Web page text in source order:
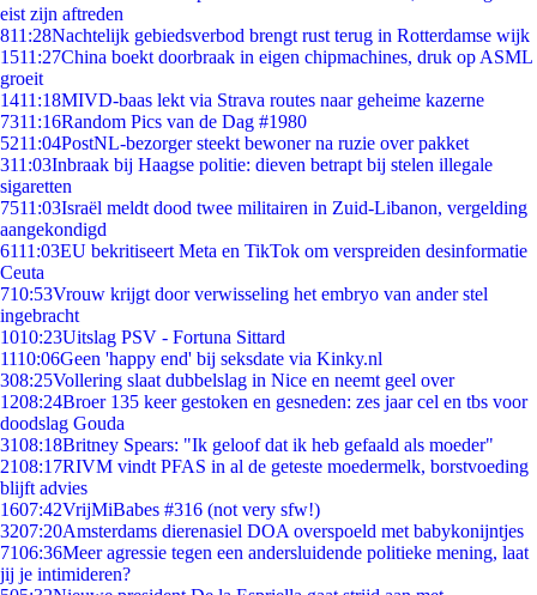
eist zijn aftreden
811:28Nachtelijk gebiedsverbod brengt rust terug in Rotterdamse wijk
1511:27China boekt doorbraak in eigen chipmachines, druk op ASML
groeit
1411:18MIVD-baas lekt via Strava routes naar geheime kazerne
7311:16Random Pics van de Dag #1980
5211:04PostNL-bezorger steekt bewoner na ruzie over pakket
311:03Inbraak bij Haagse politie: dieven betrapt bij stelen illegale
sigaretten
7511:03Israël meldt dood twee militairen in Zuid-Libanon, vergelding
aangekondigd
6111:03EU bekritiseert Meta en TikTok om verspreiden desinformatie
Ceuta
710:53Vrouw krijgt door verwisseling het embryo van ander stel
ingebracht
1010:23Uitslag PSV - Fortuna Sittard
1110:06Geen 'happy end' bij seksdate via Kinky.nl
308:25Vollering slaat dubbelslag in Nice en neemt geel over
1208:24Broer 135 keer gestoken en gesneden: zes jaar cel en tbs voor
doodslag Gouda
3108:18Britney Spears: "Ik geloof dat ik heb gefaald als moeder"
2108:17RIVM vindt PFAS in al de geteste moedermelk, borstvoeding
blijft advies
1607:42VrijMiBabes #316 (not very sfw!)
3207:20Amsterdams dierenasiel DOA overspoeld met babykonijntjes
7106:36Meer agressie tegen een andersluidende politieke mening, laat
jij je intimideren?